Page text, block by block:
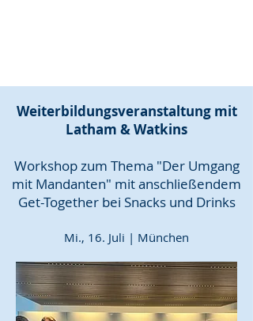
Weiterbildungsveranstaltung mit
Latham & Watkins
Workshop zum Thema "Der Umgang
mit Mandanten" mit anschließendem
Get-Together bei Snacks und Drinks
Mi., 16. Juli | München